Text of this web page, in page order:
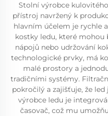
Stolní výrobce
přístroj navržený k
hlavním účelem je rychle
kostky ledu, které mohou
nápojů nebo udržování
technologické prvky, má
malé prostory a
tradičními systémy.
pokročilý a zajišťuje, že
výrobce ledu je
časovač, což mu